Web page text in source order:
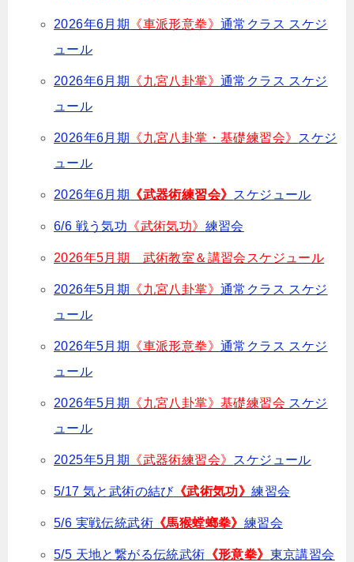
2026年6月期 《車派形意拳》通常クラス スケジ
ュール
2026年6月期 《九宮八卦掌》通常クラス スケジ
ュール
2026年6月期 《九宮八卦掌・基礎練習会》 スケジ
ュール
2026年6月期 《武器術練習会》 スケジュール
6/6 戦う気功 《武術気功》 練習会
2026年5月期 武術教室＆講習会スケジュール
2026年5月期 《九宮八卦掌》通常クラス スケジ
ュール
2026年5月期 《車派形意拳》通常クラス スケジ
ュール
2026年5月期 《九宮八卦掌》基礎練習会 スケジ
ュール
2025年5月期 《武器術練習会》 スケジュール
5/17 気と武術の結び《武術気功》練習会
5/6 実戦伝統武術 《馬猴螳螂拳》 練習会
5/5 天地と繋がる伝統武術 《形意拳》 東京講習会